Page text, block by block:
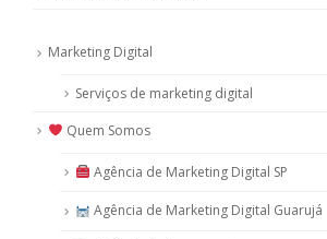
Marketing Digital
Serviços de marketing digital
Quem Somos
Agência de Marketing Digital SP
Agência de Marketing Digital Guarujá